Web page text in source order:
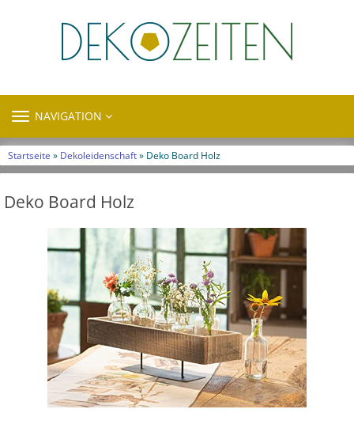
TOGGLE
NAVIGATION
Startseite » Dekoleidenschaft» Deko Board Holz
Deko Board Holz